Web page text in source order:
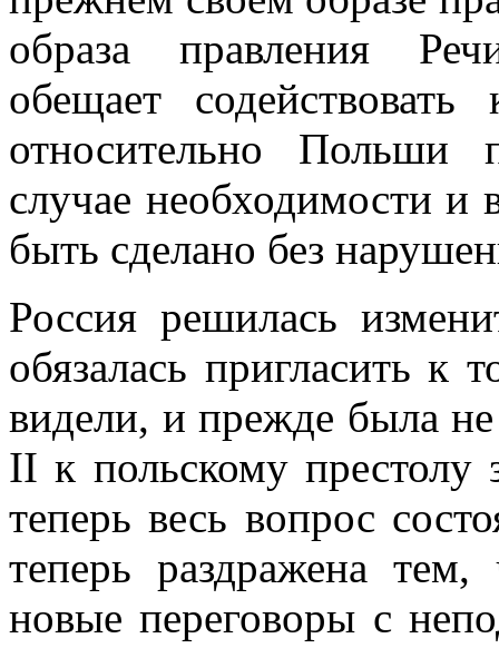
образа правления
обещает
относительно Польши
случае необходимости и
быть сделано без
Россия решилась
обязалась пригласить
видели, и прежде была
II к польскому
теперь весь вопрос
теперь раздражена
новые переговоры с